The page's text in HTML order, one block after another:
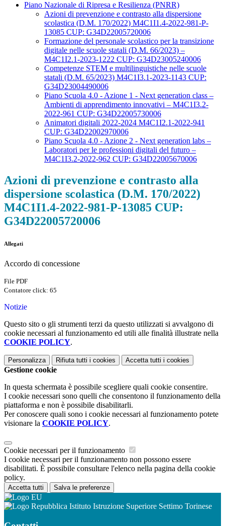
Piano Nazionale di Ripresa e Resilienza (PNRR)
Azioni di prevenzione e contrasto alla dispersione
scolastica (D.M. 170/2022) M4C1I1.4-2022-981-P-
13085 CUP: G34D22005720006
Formazione del personale scolastico per la transizione
digitale nelle scuole statali (D.M. 66/2023) –
M4C1I2.1-2023-1222 CUP: G34D23005240006
Competenze STEM e multilinguistiche nelle scuole
statali (D.M. 65/2023) M4C1I3.1-2023-1143 CUP:
G34D23004490006
Piano Scuola 4.0 - Azione 1 - Next generation class –
Ambienti di apprendimento innovativi – M4C1I3.2-
2022-961 CUP: G34D22005730006
Animatori digitali 2022-2024 M4C1I2.1-2022-941
CUP: G34D22002970006
Piano Scuola 4.0 - Azione 2 - Next generation labs –
Laboratori per le professioni digitali del futuro –
M4C1I3.2-2022-962 CUP: G34D22005670006
Azioni di prevenzione e contrasto alla
dispersione scolastica (D.M. 170/2022)
M4C1I1.4-2022-981-P-13085 CUP:
G34D22005720006
Allegati
Accordo di concessione
File PDF
Contatore click: 65
Notizie
Questo sito o gli strumenti terzi da questo utilizzati si avvalgono di
cookie necessari al funzionamento ed utili alle finalità illustrate nella
COOKIE POLICY.
Personalizza Rifiuta tutti i cookies Accetta tutti i cookies
Gestione cookie
In questa schermata è possibile scegliere quali cookie consentire.
I cookie necessari sono quelli che consentono il funzionamento della
piattaforma e non è possibile disabilitarli.
Per conoscere quali sono i cookie necessari al funzionamento potete
visionare la COOKIE POLICY.
Cookie necessari per il funzionamento
I cookie necessari per il funzionamento non possono essere
disabilitati. È possibile consultare l'elenco nella pagina della cookie
policy.
Accetta tutti Salva le preferenze
Istituto Istruzione Superiore Settimo Torinese